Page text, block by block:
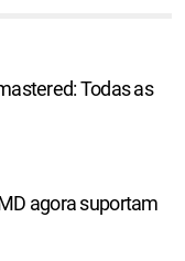
Todas as
agora suportam